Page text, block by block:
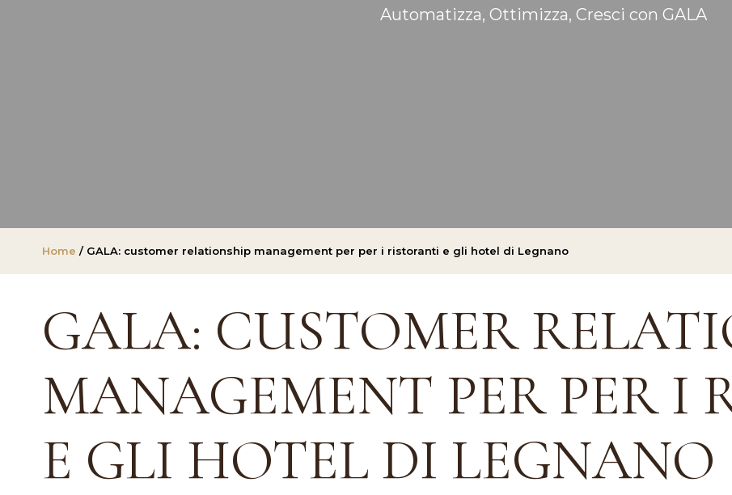
Automatizza, Ottimizza, Cresci con GALA
Home / GALA: customer relationship management per per i ristoranti e gli hotel di Legnano
GALA: CUSTOMER
MANAGEMENT PER PER I
E GLI HOTEL DI LEGNANO